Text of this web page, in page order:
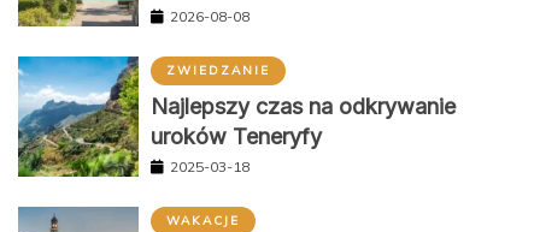
2026-08-08
ZWIEDZANIE
Najlepszy czas na odkrywanie
uroków Teneryfy
2025-03-18
WAKACJE